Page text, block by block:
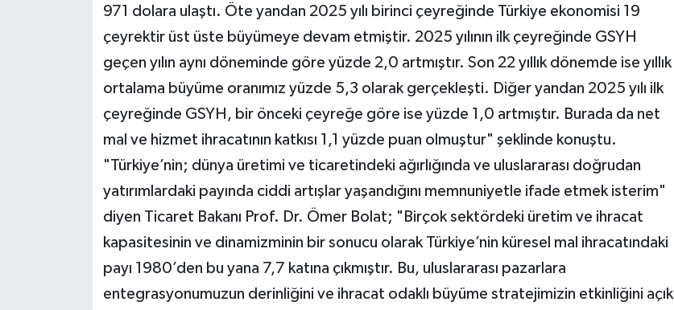
971 dolara ulaştı. Öte yandan 2025 yılı birinci çeyreğinde Türkiye ekonomisi 19
çeyrektir üst üste büyümeye devam etmiştir. 2025 yılının ilk çeyreğinde GSYH
geçen yılın aynı döneminde göre yüzde 2,0 artmıştır. Son 22 yıllık dönemde ise yıllık
ortalama büyüme oranımız yüzde 5,3 olarak gerçekleşti. Diğer yandan 2025 yılı ilk
çeyreğinde GSYH, bir önceki çeyreğe göre ise yüzde 1,0 artmıştır. Burada da net
mal ve hizmet ihracatının katkısı 1,1 yüzde puan olmuştur" şeklinde konuştu.
"Türkiye’nin; dünya üretimi ve ticaretindeki ağırlığında ve uluslararası doğrudan
yatırımlardaki payında ciddi artışlar yaşandığını memnuniyetle ifade etmek isterim"
diyen Ticaret Bakanı Prof. Dr. Ömer Bolat; "Birçok sektördeki üretim ve ihracat
kapasitesinin ve dinamizminin bir sonucu olarak Türkiye’nin küresel mal ihracatındaki
payı 1980’den bu yana 7,7 katına çıkmıştır. Bu, uluslararası pazarlara
entegrasyonumuzun derinliğini ve ihracat odaklı büyüme stratejimizin etkinliğini açık